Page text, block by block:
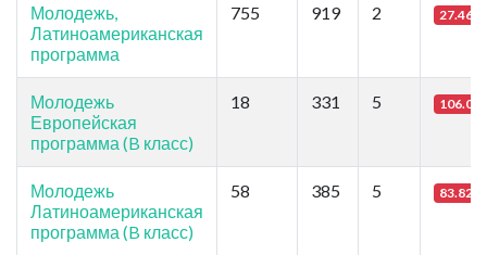
Молодежь,
Латиноамериканская
программа
755 919 2 27.46
Молодежь
Европейская
программа (B класс)
18 331 5 106.03
Молодежь
Латиноамериканская
программа (B класс)
58 385 5 83.82